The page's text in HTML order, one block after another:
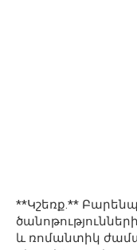
**Կշեռք.**
և ռոմանտիկ